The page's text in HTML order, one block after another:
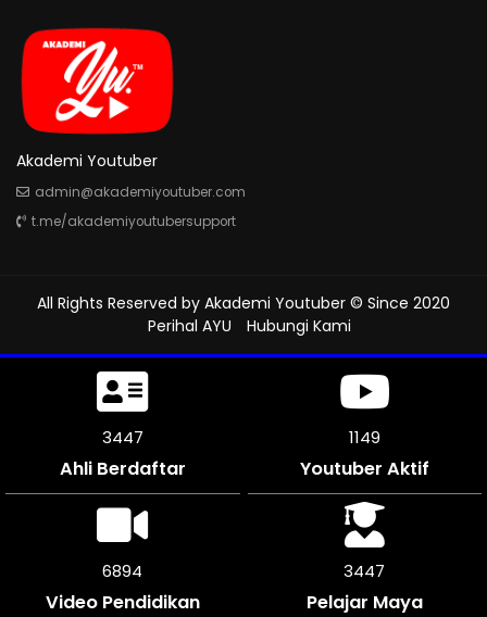
Akademi Youtuber
admin@akademiyoutuber.com
t.me/akademiyoutubersupport
All Rights Reserved by Akademi Youtuber © Since 2020
Perihal AYU
Hubungi Kami
3858
Ahli Berdaftar
1286
Youtuber Aktif
7716
Video Pendidikan
3858
Pelajar Maya